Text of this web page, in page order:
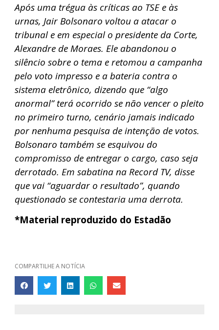
Após uma trégua às críticas ao TSE e às
urnas, Jair Bolsonaro voltou a atacar o
tribunal e em especial o presidente da Corte,
Alexandre de Moraes. Ele abandonou o
silêncio sobre o tema e retomou a campanha
pelo voto impresso e a bateria contra o
sistema eletrônico, dizendo que “algo
anormal” terá ocorrido se não vencer o pleito
no primeiro turno, cenário jamais indicado
por nenhuma pesquisa de intenção de votos.
Bolsonaro também se esquivou do
compromisso de entregar o cargo, caso seja
derrotado. Em sabatina na Record TV, disse
que vai “aguardar o resultado”, quando
questionado se contestaria uma derrota.
*Material reproduzido do Estadão
COMPARTILHE A NOTÍCIA